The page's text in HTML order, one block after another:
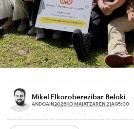
Mikel Elkoroberezibar Beloki
ANDOAIN2026KO MAIATZAREN 21A05:00